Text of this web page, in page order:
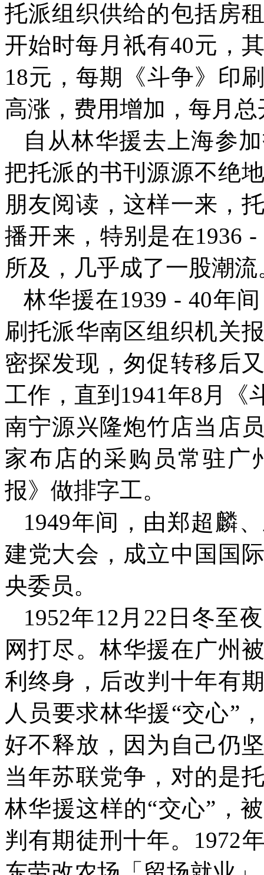
托派组织供给的包括房
开始时每月祇有40元，
18元，每期《斗争》印
高涨，费用增加，每月
自从林华援去上海参
把托派的书刊源源不绝
朋友阅读，这样一来，
播开来，特别是在1936 -
所及，几乎成了一股潮流
林华援在1939 - 40年
刷托派华南区组织机关
密探发现，匆促转移后
工作，直到 1941年8 月《
南宁源兴隆炮竹店当店
家布店的采购员常驻广
报》做排字工。
1949年间，由郑超麟
建党大会，成立中国国
央委员。
1952年12 月 22 日冬至
网打尽。林华援在广州
利终身，后改判十年有
人员要求林华援“交心”
好不释放，因为自己仍
当年苏联党争，对的是
林华援这样的“交心”，
判有期徒刑十年。 1972